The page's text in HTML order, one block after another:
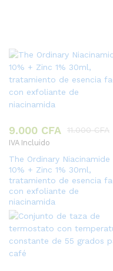
9.000 CFA 11.000CFA
IVA Incluido
The Ordinary Niacinamide
10% + Zinc 1% 30ml,
tratamiento de esencia
con exfoliante de
niacinamida